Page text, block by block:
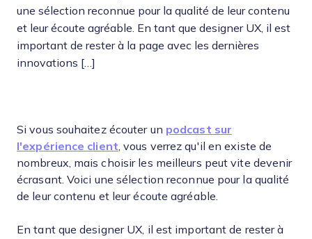
une sélection reconnue pour la qualité de leur contenu
et leur écoute agréable. En tant que designer UX, il est
important de rester à la page avec les dernières
innovations […]
Si vous souhaitez écouter un podcast sur
l'expérience client , vous verrez qu'il en existe de
nombreux, mais choisir les meilleurs peut vite devenir
écrasant. Voici une sélection reconnue pour la qualité
de leur contenu et leur écoute agréable.
En tant que designer UX, il est important de rester à